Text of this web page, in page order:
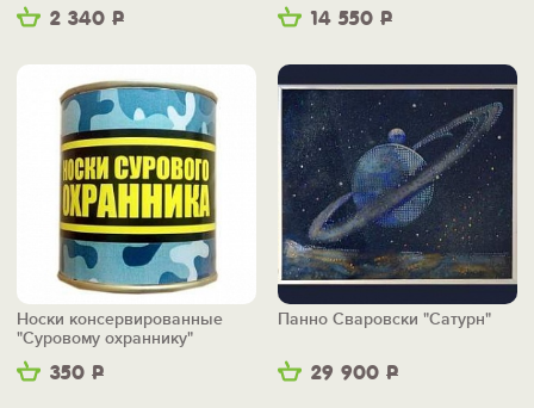
2 340 Р
14 550 Р
350 Р
Носки консервированные
"Суровому охраннику"
29 900 Р
Панно Сваровски "Сатурн"